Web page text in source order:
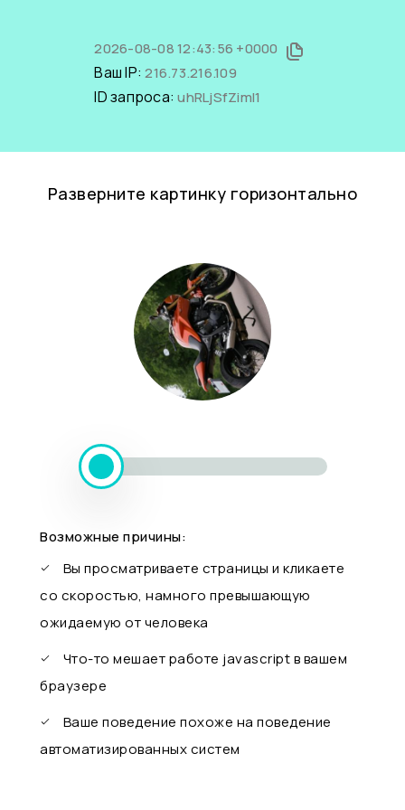
2026-08-08 12:43:56 +0000
Ваш IP:216.73.216.109
ID запроса:uhRLjSfZimI1
Разверните картинку горизонтально
Возможные причины:
Вы просматриваете страницы и кликаете
со скоростью, намного превышающую
ожидаемую от человека
Что-то мешает работе javascript в вашем
браузере
Ваше поведение похоже на поведение
автоматизированных систем